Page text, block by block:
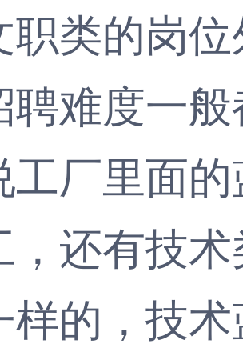
职类的岗
难度一般
里面的
还有技
的，技